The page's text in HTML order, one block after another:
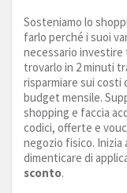
Sosteniamo lo
farlo perché i suoi
necessario
trovarlo in 2 minuti
risparmiare sui costi
budget mensile.
shopping e faccia
codici, offerte e
negozio fisico. Inizia
dimenticare di
sconto.